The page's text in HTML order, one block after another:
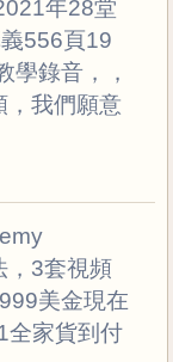
年28堂
556頁19
學錄音，，
，我們願意
，3套視頻
美金現在
全家貨到付